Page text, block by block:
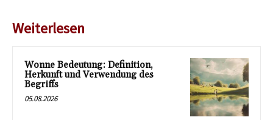
Weiterlesen
Wonne Bedeutung: Definition,
Herkunft und Verwendung des
Begriffs
05.08.2026